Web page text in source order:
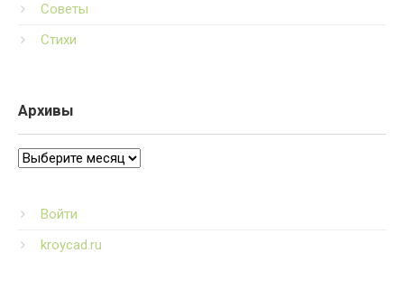
Советы
Стихи
Архивы
Архивы
Войти
kroycad.ru